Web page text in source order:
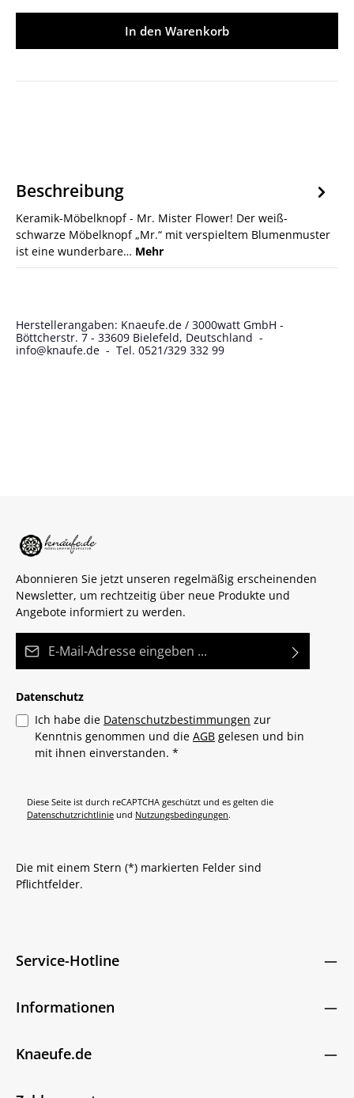
In den Warenkorb
Beschreibung
Keramik-Möbelknopf - Mr. Mister Flower! Der weiß-
schwarze Möbelknopf „Mr.“ mit verspieltem Blumenmuster
ist eine wunderbare… Mehr
Herstellerangaben: Knaeufe.de / 3000watt GmbH -
Böttcherstr. 7 - 33609 Bielefeld, Deutschland -
info@knaufe.de - Tel. 0521/329 332 99
Abonnieren Sie jetzt unseren regelmäßig erscheinenden
Newsletter, um rechtzeitig über neue Produkte und
Angebote informiert zu werden.
Datenschutz
Ich habe die Datenschutzbestimmungen zur
Kenntnis genommen und die AGB gelesen und bin
mit ihnen einverstanden. *
Diese Seite ist durch reCAPTCHA geschützt und es gelten die
Datenschutzrichtlinie und Nutzungsbedingungen.
Die mit einem Stern (*) markierten Felder sind
Pflichtfelder.
Service-Hotline
Informationen
Knaeufe.de